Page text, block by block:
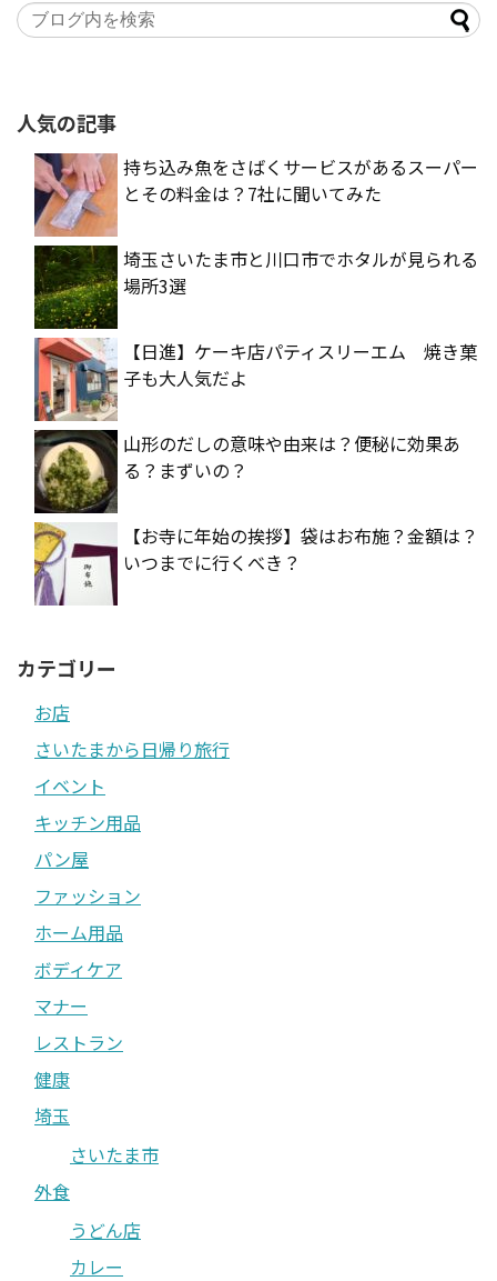
人気の記事
持ち込み魚をさばくサービスがあるスーパー
とその料金は？7社に聞いてみた
埼玉さいたま市と川口市でホタルが見られる
場所3選
【日進】ケーキ店パティスリーエム 焼き菓
子も大人気だよ
山形のだしの意味や由来は？便秘に効果あ
る？まずいの？
【お寺に年始の挨拶】袋はお布施？金額は？
いつまでに行くべき？
カテゴリー
お店
さいたまから日帰り旅行
イベント
キッチン用品
パン屋
ファッション
ホーム用品
ボディケア
マナー
レストラン
健康
埼玉
さいたま市
外食
うどん店
カレー